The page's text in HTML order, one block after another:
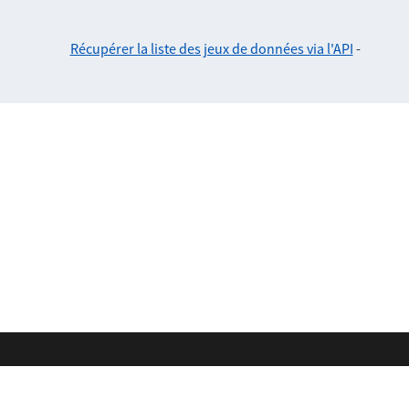
Récupérer la liste des jeux de données via l'API -